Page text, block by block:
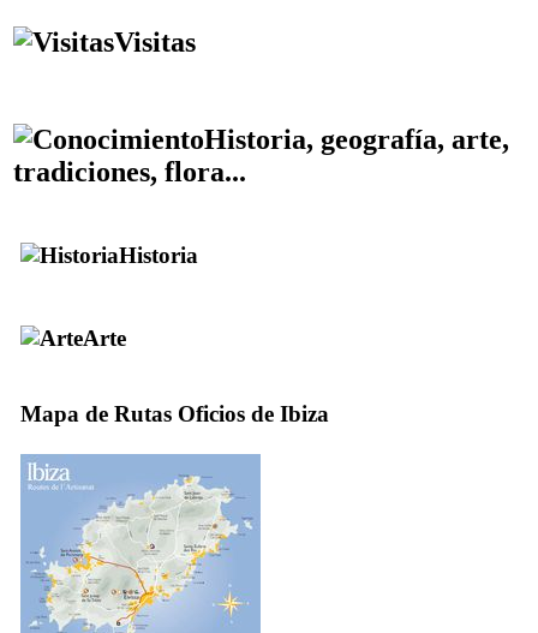
Visitas
Historia, geografía, arte,
tradiciones, flora...
Historia
Arte
Mapa de Rutas Oficios de Ibiza